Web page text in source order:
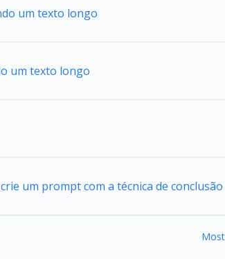
um texto longo
um texto longo
um prompt com a técnica de conclusão